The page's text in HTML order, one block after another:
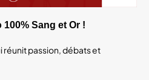
Sang et Or !
réunit passion, débats et